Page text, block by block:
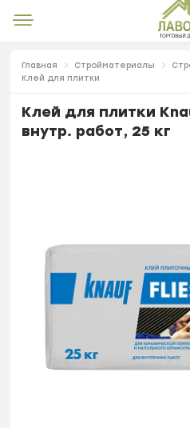
Главная Стройматериалы
Клей для плитки
Клей для плитки
внутр. работ, 25 кг